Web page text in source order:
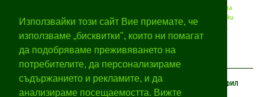
Използвайки този сайт Вие приемате, че
използваме „бисквитки", които ни помагат
да подобряваме преживяването на
потребителите, да персонализираме
съдържанието и рекламите, и да
анализираме посещаемостта. Вижте
Тук ще намерите полезни съвети от професионалисти за
вашата градина, времето за различните селскостопански
дейности и начини за отглеждане на различни растения.
КЛИЕНТСКИ ЦЕНТЪР
ЗА БОТАНИКА
МОЯТ ПРОФИЛ